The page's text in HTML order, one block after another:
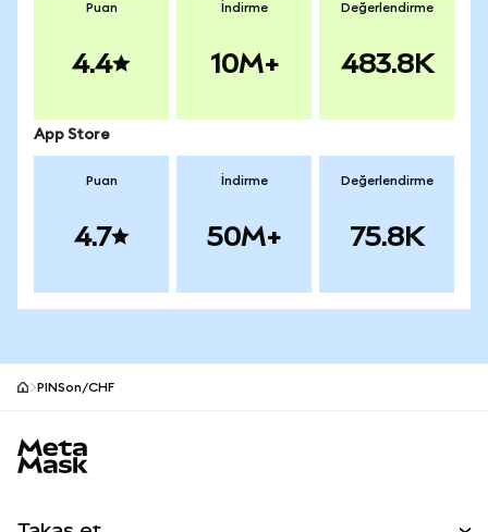
Puan
4.4
İndirme
10M+
Değerlendirme
483.8K
App Store
Puan
4.7
İndirme
50M+
Değerlendirme
75.8K
PINSon/CHF